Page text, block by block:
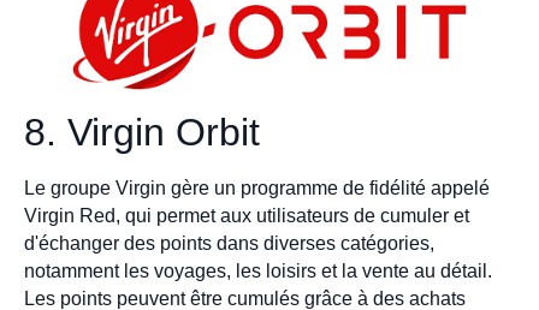
8. Virgin Orbit
Le groupe Virgin gère un programme de fidélité appelé
Virgin Red, qui permet aux utilisateurs de cumuler et
d'échanger des points dans diverses catégories,
notamment les voyages, les loisirs et la vente au détail.
Les points peuvent être cumulés grâce à des achats